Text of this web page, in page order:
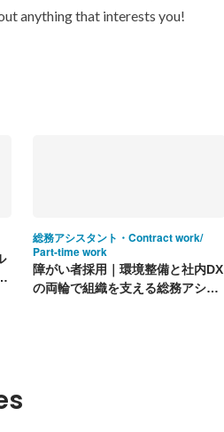
anything that interests you!
総務アシスタント・Contract work/
Part-time work
障がい者採用｜環境整備と社内DX
の両輪で組織を支える総務アシス